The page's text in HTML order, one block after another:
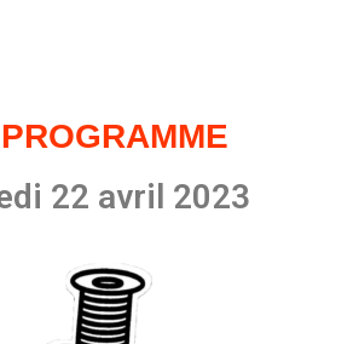
22 avril 2023